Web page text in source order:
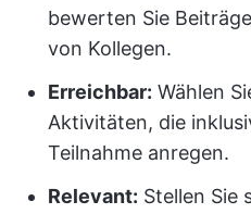
bewerten Sie
von Kollegen.
Erreichbar: Wählen
Aktivitäten, die
Teilnahme anregen.
Relevant: Stellen Sie